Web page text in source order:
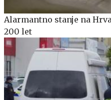
Alarmantno stanje na
200 let